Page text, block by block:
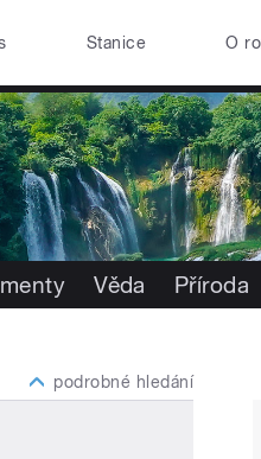
Stanice O
Věda Příroda
podrobné hledání